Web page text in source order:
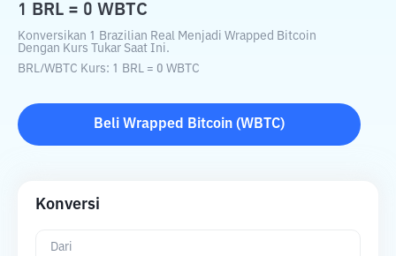
1 BRL = 0 WBTC
Konversikan 1 Brazilian Real Menjadi Wrapped Bitcoin
Dengan Kurs Tukar Saat Ini.
BRL/WBTC Kurs: 1 BRL = 0 WBTC
Beli Wrapped Bitcoin (WBTC)
Konversi
Dari